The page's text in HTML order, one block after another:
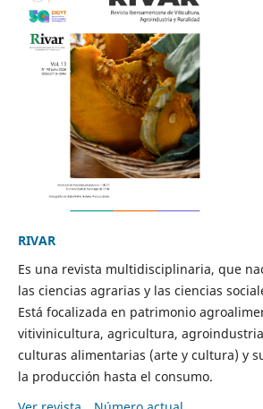
RIVAR
Es una revista multidisciplinaria, que
las ciencias agrarias y las ciencias
Está focalizada en patrimonio
vitivinicultura, agricultura,
culturas alimentarias (arte y cultura) y
la producción hasta el consumo.